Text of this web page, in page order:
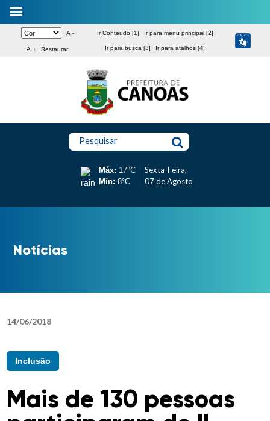
A -
A + Restaurar
Ir Conteudo [1] Ir para menu principal [2]
Ir para busca [3] Ir para atalhos [4]
Pesquisar
Máx: 17°C
Mín: 8°C
Sexta-Feira,
07 de Agosto
Notícias
14/06/2018
Inclusão
Mais de 130 pessoas